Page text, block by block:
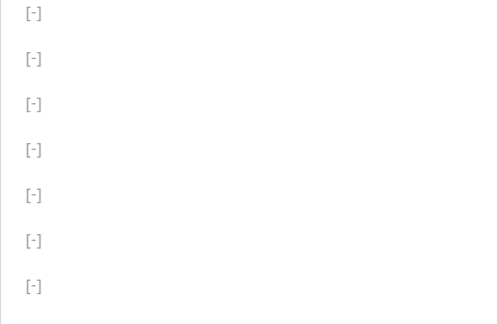
[-]
[-]
[-]
[-]
[-]
[-]
[-]